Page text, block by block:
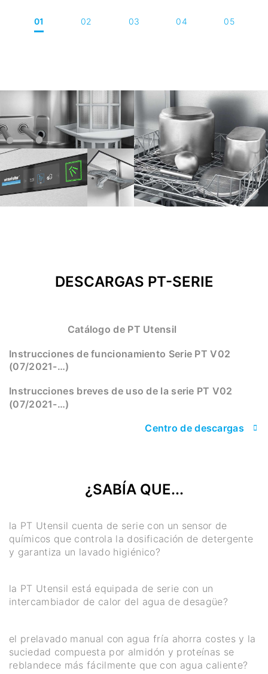
01 02 03 04 05
DESCARGAS PT-SERIE
Catálogo de PT Utensil
Instrucciones de funcionamiento Serie PT V02
(07/2021-…)
Instrucciones breves de uso de la serie PT V02
(07/2021-…)
Centro de descargas
¿SABÍA QUE...
la PT Utensil cuenta de serie con un sensor de
químicos que controla la dosificación de detergente
y garantiza un lavado higiénico?
la PT Utensil está equipada de serie con un
intercambiador de calor del agua de desagüe?
el prelavado manual con agua fría ahorra costes y la
suciedad compuesta por almidón y proteínas se
reblandece más fácilmente que con agua caliente?